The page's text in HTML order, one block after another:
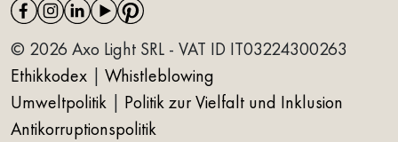
© 2026 Axo Light SRL - VAT ID IT03224300263
Ethikkodex
Whistleblowing
Umweltpolitik
Politik zur Vielfalt und Inklusion
Antikorruptionspolitik